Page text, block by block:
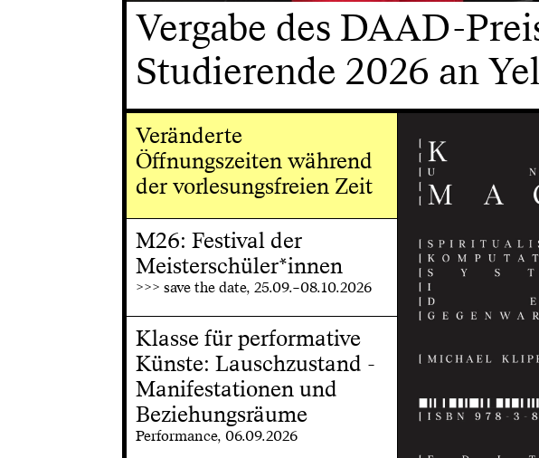
Vergabe des DAAD-
Studierende 2026 an
Veränderte
Öffnungszeiten während
der vorlesungsfreien Zeit
M26: Festival der
Meisterschüler*innen
>>> save the date, 25.09.–08.10.2026
Klasse für performative
Künste: Lauschzustand -
Manifestationen und
Beziehungsräume
Performance, 06.09.2026